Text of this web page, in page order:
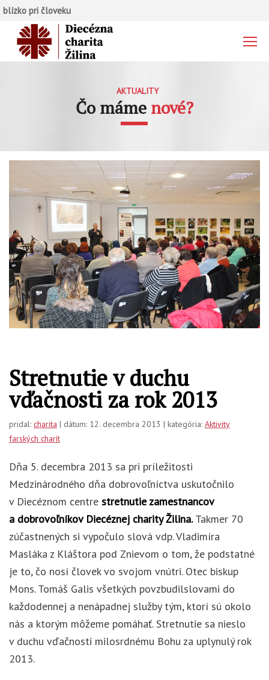
blízko pri človeku
AKTUALITY
Čo máme nové?
Stretnutie v duchu
vďačnosti za rok 2013
pridal: charita | dátum: 12. decembra 2013 | kategória: Aktivity
farských charít
Dňa 5. decembra 2013 sa pri príležitosti
Medzinárodného dňa dobrovoľníctva uskutočnilo
v Diecéznom centre stretnutie zamestnancov
a dobrovoľníkov Diecéznej charity Žilina.Takmer 70
zúčastnených si vypočulo slová vdp. Vladimíra
Masláka z Kláštora pod Znievom o tom, že podstatné
je to, čo nosí človek vo svojom vnútri. Otec biskup
Mons. Tomáš Galis všetkých povzbudilslovami do
každodennej a nenápadnej služby tým, ktorí sú okolo
nás a ktorým môžeme pomáhať. Stretnutie sa nieslo
v duchu vďačnosti milosrdnému Bohu za uplynulý rok
2013.